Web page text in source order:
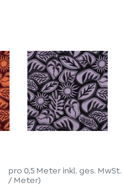
pro 0,5 Meter inkl. ges. MwSt.
/ Meter)